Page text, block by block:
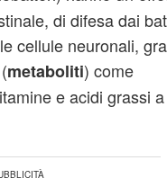
di difesa dai
cellule neuronali,
metaboliti) come
e acidi grassi